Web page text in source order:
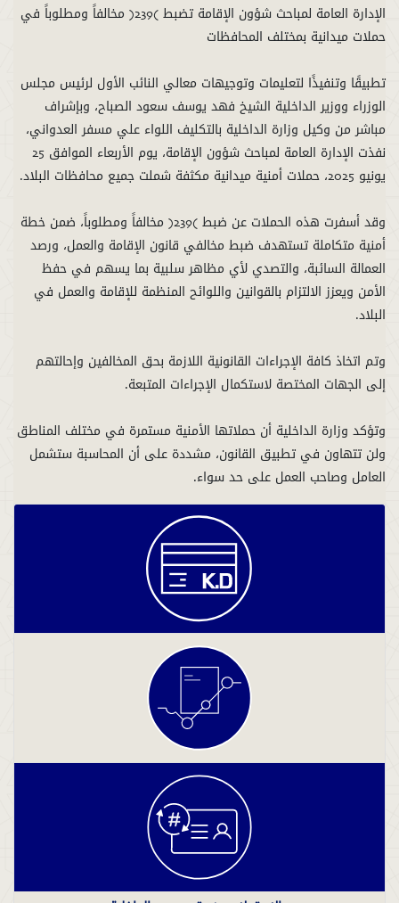
الإدارة العامة لمباحث شؤون الإقامة تضبط (239) مخالفاً ومطلوباً في
تطبيقًا وتنفيذًا لتعليمات وتوجيهات معالي النائب الأول لرئيس مجلس
الوزراء ووزير الداخلية الشيخ فهد يوسف سعود الصباح، وبإشراف
مباشر من وكيل وزارة الداخلية بالتكليف اللواء علي مسفر العدواني،
نفذت الإدارة العامة لمباحث شؤون الإقامة، يوم الأربعاء الموافق 25
وقد أسفرت هذه الحملات عن ضبط (239) مخالفاً ومطلوباً، ضمن خطة
أمنية متكاملة تستهدف ضبط مخالفي قانون الإقامة والعمل، ورصد
العمالة السائبة، والتصدي لأي مظاهر سلبية بما يسهم في حفظ
الأمن ويعزز الالتزام بالقوانين واللوائح المنظمة للإقامة والعمل في
وتم اتخاذ كافة الإجراءات القانونية اللازمة بحق المخالفين وإحالتهم
وتؤكد وزارة الداخلية أن حملاتها الأمنية مستمرة في مختلف المناطق
ولن تتهاون في تطبيق القانون، مشددة على أن المحاسبة ستشمل
العامل وصاحب العمل على حد سواء.